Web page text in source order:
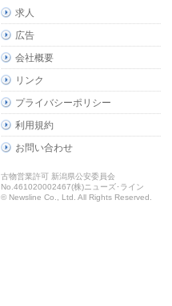
求人
広告
会社概要
リンク
プライバシーポリシー
利用規約
お問い合わせ
古物営業許可 新潟県公安委員会
No.461020002467(株)ニューズ･ライン
© Newsline Co., Ltd. All Rights Reserved.